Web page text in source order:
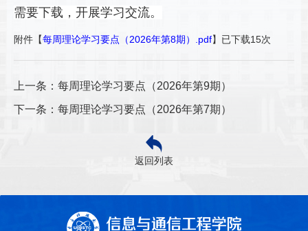
需要下载，开展学习交流。
附件【每周理论学习要点（2026年第8期）.pdf】已下载15次
上一条：每周理论学习要点（2026年第9期）
下一条：每周理论学习要点（2026年第7期）
返回列表